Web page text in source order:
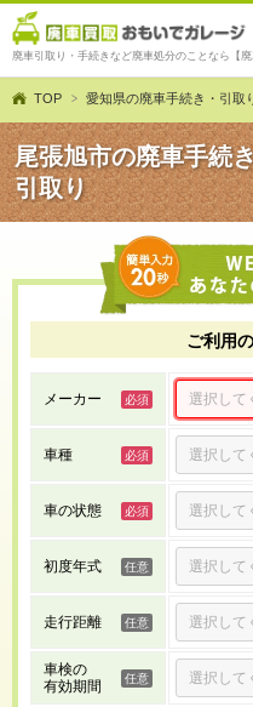
廃車引取り・手続きなど廃車処分のことなら【廃
TOP 愛知県の廃車手続き・引取
尾張旭市の廃車手続
引取り
ご利用
メーカー
車種
車の状態
初度年式
走行距離
車検の
有効期間